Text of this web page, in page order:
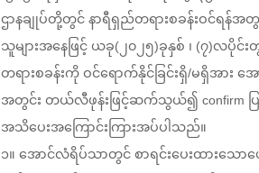
ဌာနချုပ်တို့တွင် နာရီရှည်တရားစခန်းဝင်ရန်အတွ
သူများအနေဖြင့် ယခု(၂၀၂၅)ခုနှစ် ၊ (၇)လပိုင်
တရားစခန်းကို ဝင်ရောက်နိုင်ခြင်းရှိ/မရှိအား အ
အတွင်း တယ်လီဖုန်းဖြင့်ဆက်သွယ်၍ confirm ပြုလု
အသိပေးအကြောင်းကြားအပ်ပါသည်။
၁။ အောင်လံရိပ်သာတွင် စာရင်းပေးထားသော